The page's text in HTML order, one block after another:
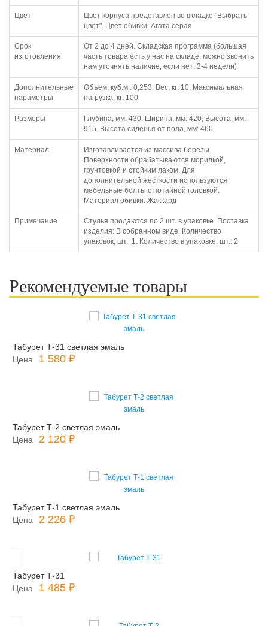
Цвет
Цвет корпуса представлен во вкладке "Выбрать
цвет". Цвет обивки: Агата серая
Срок
изготовления
От 2 до 4 дней. Складская программа (большая
часть товара есть у нас на складе, можно звонить
нам уточнять наличие, если нет: 3-4 недели)
Дополнительные
параметры
Объем, куб.м.: 0,253; Вес, кг: 10; Максимальная
нагрузка, кг: 100
Размеры
Глубина, мм: 430; Ширина, мм: 420; Высота, мм:
915. Высота сиденья от пола, мм: 460
Материал
Изготавливается из массива березы.
Поверхности обрабатываются морилкой,
грунтовкой и стойким лаком. Для
дополнительной жесткости используются
мебельные болты с потайной головкой.
Материал обивки: Жаккард
Примечание
Стулья продаются по 2 шт. в упаковке. Поставка
изделия: В собранном виде. Количество
упаковок, шт.: 1. Количество в упаковке, шт.: 2
Рекомендуемые товары
Табурет Т-31 светлая эмаль
Цена
1 580 ₽
Табурет Т-2 светлая эмаль
Цена
2 120 ₽
Табурет Т-1 светлая эмаль
Цена
2 226 ₽
Табурет Т-31
Цена
1 485 ₽